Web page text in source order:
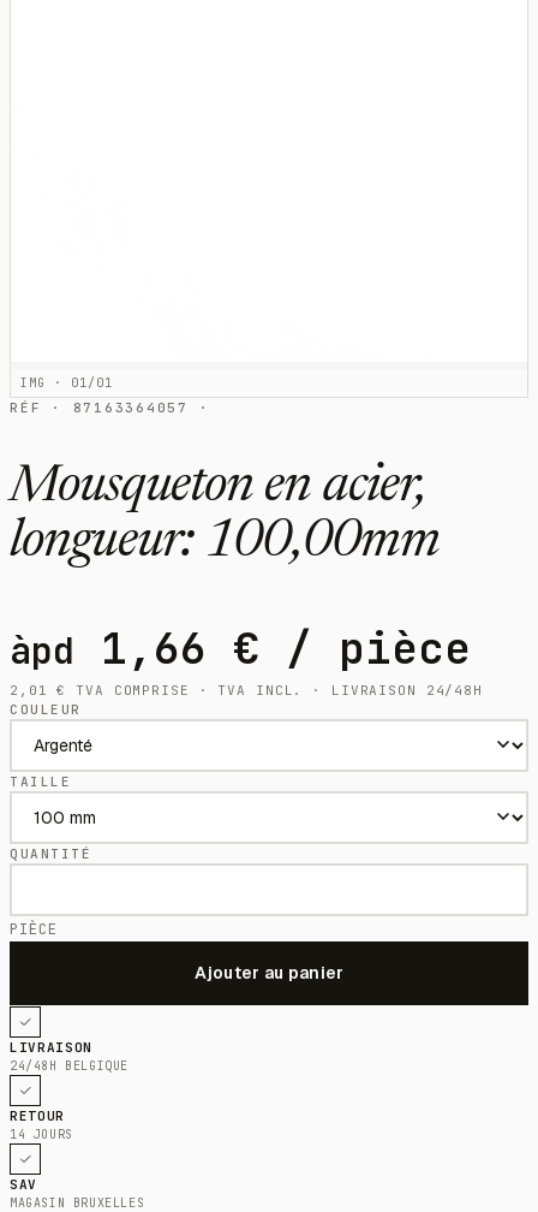
IMG · 01/01
RÉF · 87163364057 ·
Mousqueton en acier,
longueur: 100,00mm
àpd 1,66 € / pièce
2,01€
TVA COMPRISE · TVA INCL. · LIVRAISON 24/48H
COULEUR
TAILLE
QUANTITÉ
PIÈCE
LIVRAISON
24/48H BELGIQUE
RETOUR
14 JOURS
SAV
MAGASIN BRUXELLES